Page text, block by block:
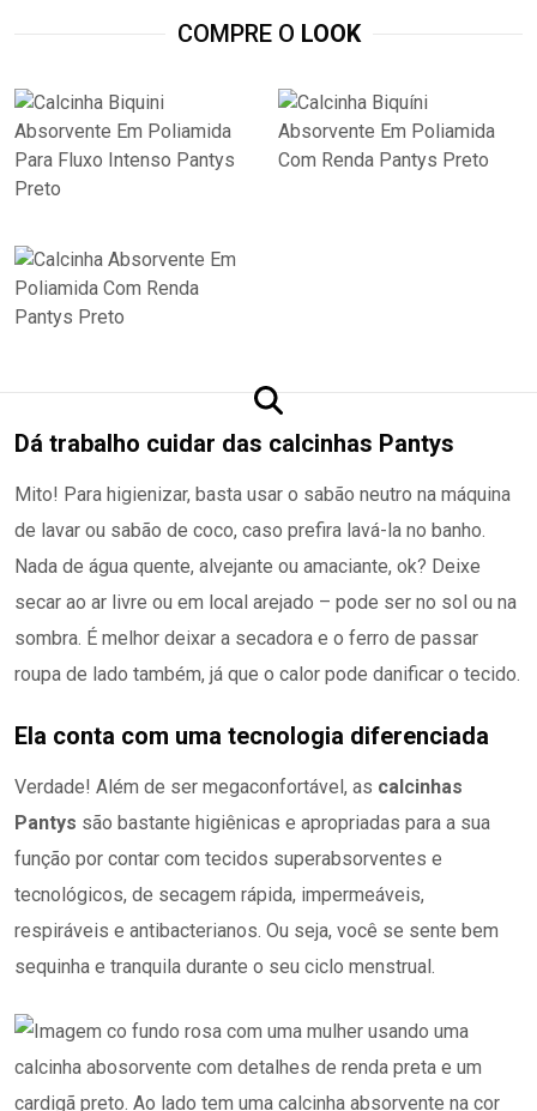
COMPRE O LOOK
Dá trabalho cuidar das calcinhas Pantys
Mito! Para higienizar, basta usar o sabão neutro na máquina
de lavar ou sabão de coco, caso prefira lavá-la no banho.
Nada de água quente, alvejante ou amaciante, ok? Deixe
secar ao ar livre ou em local arejado – pode ser no sol ou na
sombra. É melhor deixar a secadora e o ferro de passar
roupa de lado também, já que o calor pode danificar o tecido.
Ela conta com uma tecnologia diferenciada
Verdade! Além de ser megaconfortável, as calcinhas
Pantys são bastante higiênicas e apropriadas para a sua
função por contar com tecidos superabsorventes e
tecnológicos, de secagem rápida, impermeáveis,
respiráveis e antibacterianos. Ou seja, você se sente bem
sequinha e tranquila durante o seu ciclo menstrual.